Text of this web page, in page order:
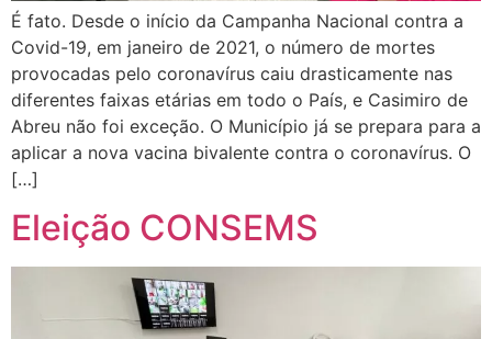
É fato. Desde o início da Campanha Nacional contra a
Covid-19, em janeiro de 2021, o número de mortes
provocadas pelo coronavírus caiu drasticamente nas
diferentes faixas etárias em todo o País, e Casimiro de
Abreu não foi exceção. O Município já se prepara para a
aplicar a nova vacina bivalente contra o coronavírus. O
[…]
Eleição CONSEMS